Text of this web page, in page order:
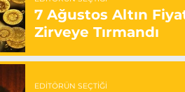
7 Ağustos Altın
Zirveye Tırmandı
EDITÖRÜN SEÇTIĞI